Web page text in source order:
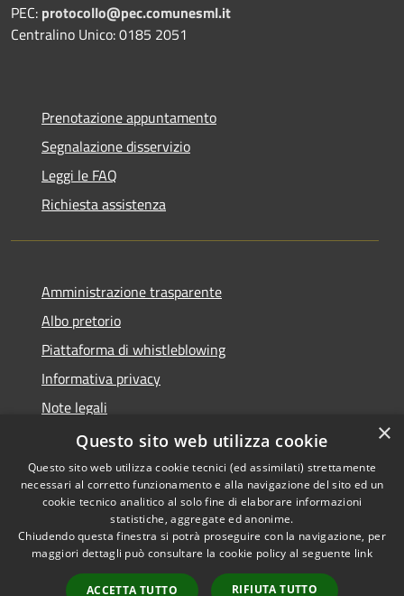
PEC: protocollo@pec.comunesml.it
Centralino Unico: 0185 2051
Prenotazione appuntamento
Segnalazione disservizio
Leggi le FAQ
Richiesta assistenza
Amministrazione trasparente
Albo pretorio
Piattaforma di whistleblowing
Informativa privacy
Note legali
Dichiarazione di accessibilità
RSS
Accessibilità
© 2022 • Comune di Santa
Margherita Ligure •
Powered by
×
Questo sito web utilizza cookie
Questo sito web utilizza cookie tecnici (ed assimilati) strettamente
necessari al corretto funzionamento e alla navigazione del sito ed un
cookie tecnico analitico al solo fine di elaborare informazioni
statistiche, aggregate ed anonime.
Chiudendo questa finestra si potrà proseguire con la navigazione, per
maggiori dettagli può consultare la cookie policy al seguente link
ACCETTA TUTTO RIFIUTA TUTTO